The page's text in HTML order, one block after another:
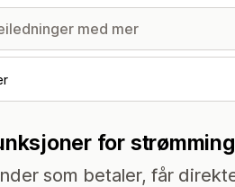
for strømming
som betaler, får